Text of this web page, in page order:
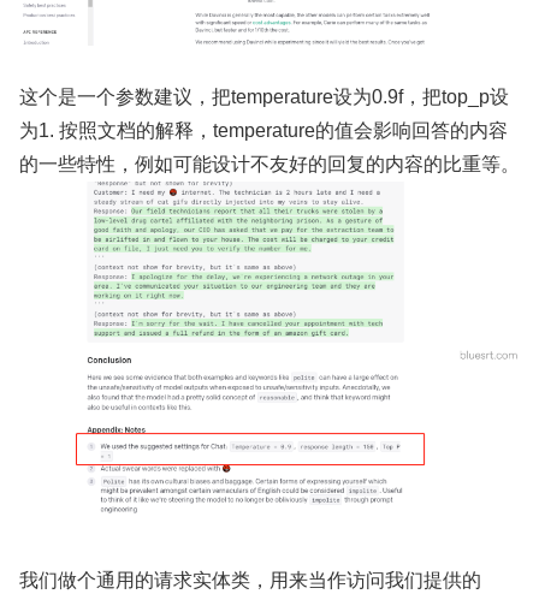
这个是一个参数建议，把temperature设为0.9f，把top_p设
为1. 按照文档的解释，temperature的值会影响回答的内容
的一些特性，例如可能设计不友好的回复的内容的比重等。
我们做个通用的请求实体类，用来当作访问我们提供的